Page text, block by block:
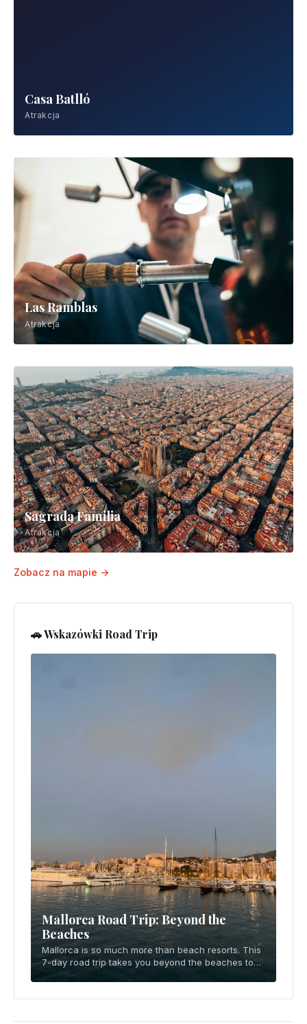
Casa Batlló
Atrakcja
Las Ramblas
Atrakcja
Sagrada Familia
Atrakcja
Zobacz na mapie →
🚗 Wskazówki Road Trip
Mallorca Road Trip: Beyond the
Beaches
Mallorca is so much more than beach resorts. This
7-day road trip takes you beyond the beaches to
explore the UNESCO Serra de Tramuntana
wine